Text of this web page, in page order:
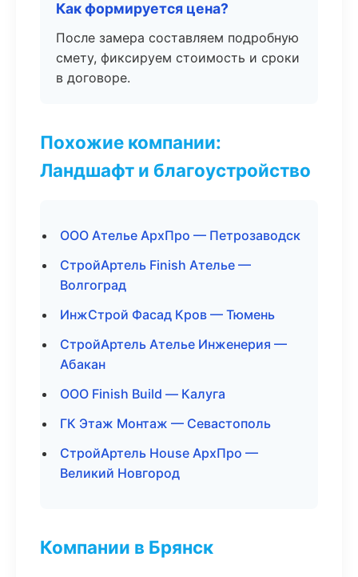
Как формируется цена?
После замера составляем подробную
смету, фиксируем стоимость и сроки
в договоре.
Похожие компании:
Ландшафт и благоустройство
ООО Ателье АрхПро — Петрозаводск
СтройАртель Finish Ателье —
Волгоград
ИнжСтрой Фасад Кров — Тюмень
СтройАртель Ателье Инженерия —
Абакан
ООО Finish Build — Калуга
ГК Этаж Монтаж — Севастополь
СтройАртель House АрхПро —
Великий Новгород
Компании в Брянск